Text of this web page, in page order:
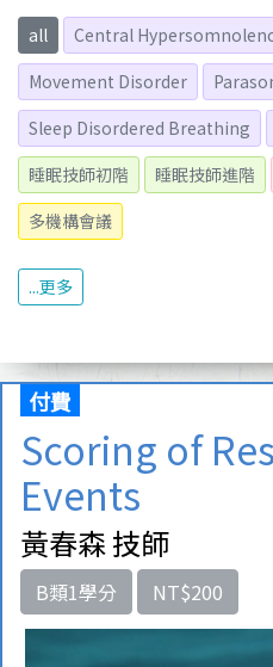
all Central
Movement Disorder
Sleep Disordered Breathing
睡眠技師初階
睡眠技師進階
多機構會議
...更多
付費
Scoring of
Events
黃春森 技師
B類1學分 NT$200